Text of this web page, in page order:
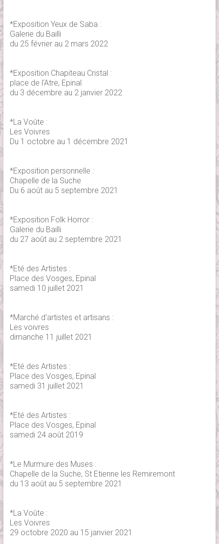
*Exposition Yeux de Saba :
Galerie du Bailli
du 25 février au 2 mars 2022
*Exposition Chapiteau Cristal :
place de l'Atre, Epinal
du 3 décembre au 2 janvier 2022
*La Voûte :
Les Voivres
Du 1 octobre au 1 décembre 2021
*Exposition personnelle :
Chapelle de la Suche
Du 6 août au 5 septembre 2021
*Exposition Folk Horror :
Galerie du Bailli
du 27 août au 2 septembre 2021
*Eté des Artistes :
Place des Vosges, Epinal
samedi 10 juillet 2021
*Marché d'artistes et artisans :
Les voivres
dimanche 11 juillet 2021
*Eté des Artistes :
Place des Vosges, Epinal
samedi 31 juillet 2021
*Eté des Artistes :
Place des Vosges, Epinal
samedi 24 août 2019
*Le Murmure des Muses :
Chapelle de la Suche, St Etienne les Remiremont
du 13 août au 5 septembre 2021
*La Voûte :
Les Voivres
29 octobre 2020 au 15 janvier 2021